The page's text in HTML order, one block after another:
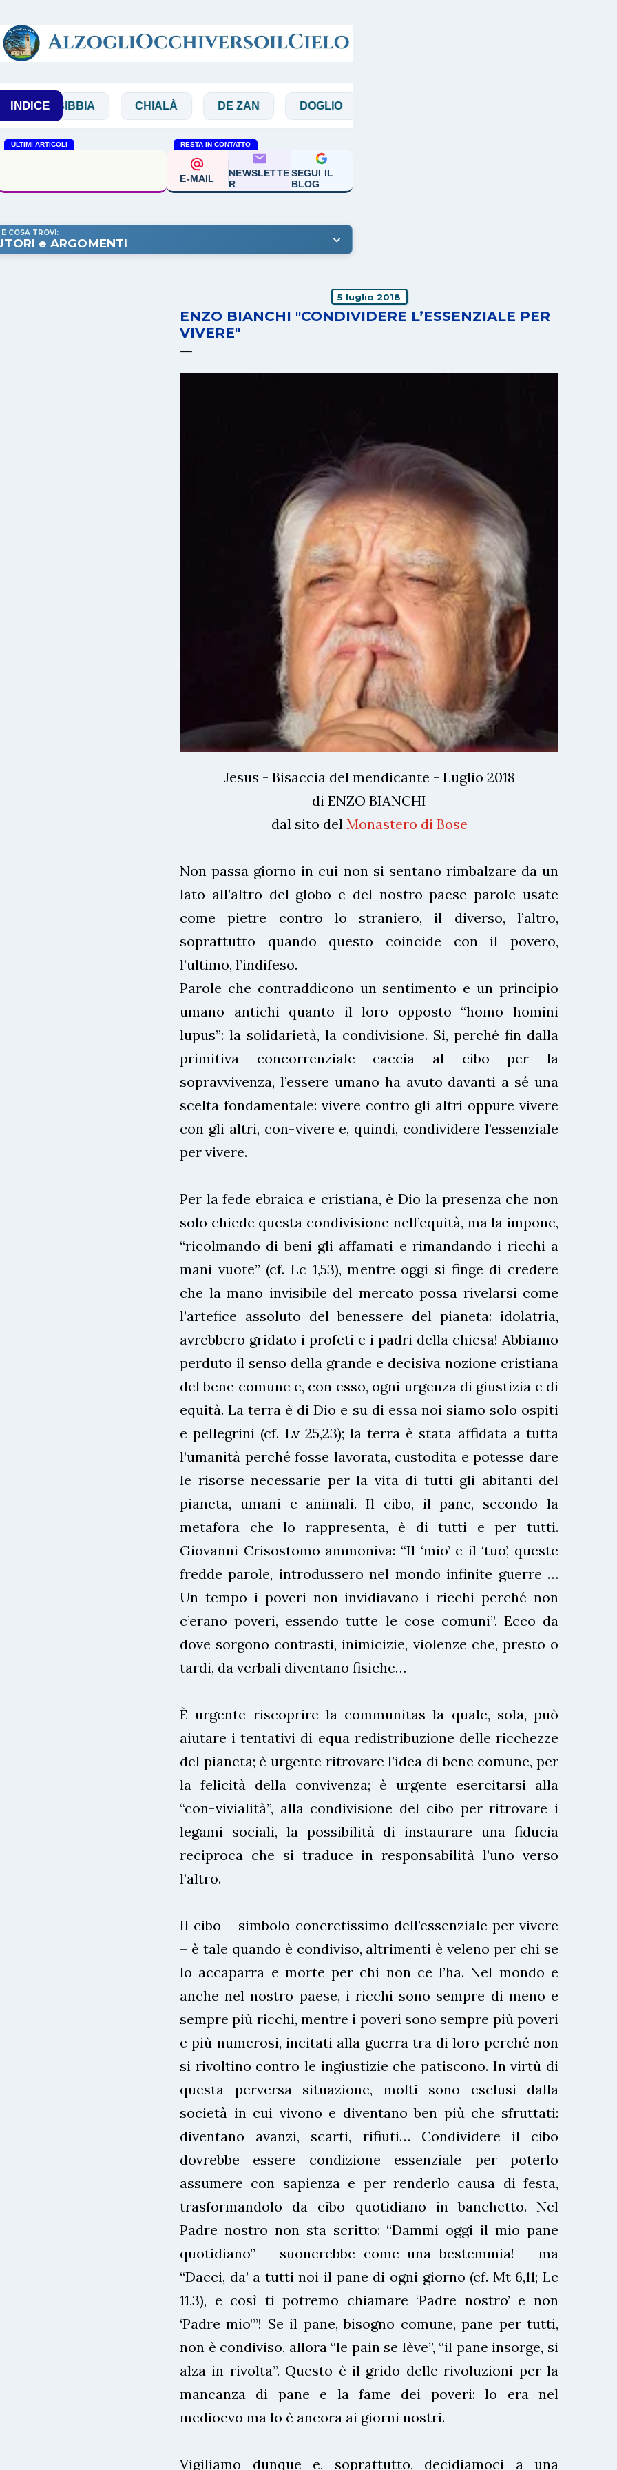
INDICE
BIBBIA CHIALÀ DE ZAN DOGLIO MAGGI
ULTIMI ARTICOLI RESTA IN CONTATTO
E-MAIL
NEWSLETTE
R
SEGUI IL
BLOG
E COSA TROVI:
e ARGOMENTI
5 luglio 2018
ENZO BIANCHI "CONDIVIDERE L’ESSENZIALE PER
VIVERE"
Jesus - Bisaccia del mendicante - Luglio 2018
di ENZO BIANCHI
dal sito del Monastero di Bose
Non passa giorno in cui non si sentano rimbalzare da un
lato all’altro del globo e del nostro paese parole usate
come pietre contro lo straniero, il diverso, l’altro,
soprattutto quando questo coincide con il povero,
l’ultimo, l’indifeso.
Parole che contraddicono un sentimento e un principio
umano antichi quanto il loro opposto “homo homini
lupus”: la solidarietà, la condivisione. Sì, perché fin dalla
primitiva concorrenziale caccia al cibo per la
sopravvivenza, l’essere umano ha avuto davanti a sé una
scelta fondamentale: vivere contro gli altri oppure vivere
con gli altri, con-vivere e, quindi, condividere l’essenziale
per vivere.
Per la fede ebraica e cristiana, è Dio la presenza che non
solo chiede questa condivisione nell’equità, ma la impone,
“ricolmando di beni gli affamati e rimandando i ricchi a
mani vuote” (cf. Lc 1,53), mentre oggi si finge di credere
che la mano invisibile del mercato possa rivelarsi come
l’artefice assoluto del benessere del pianeta: idolatria,
avrebbero gridato i profeti e i padri della chiesa! Abbiamo
perduto il senso della grande e decisiva nozione cristiana
del bene comune e, con esso, ogni urgenza di giustizia e di
equità. La terra è di Dio e su di essa noi siamo solo ospiti
e pellegrini (cf. Lv 25,23); la terra è stata affidata a tutta
l’umanità perché fosse lavorata, custodita e potesse dare
le risorse necessarie per la vita di tutti gli abitanti del
pianeta, umani e animali. Il cibo, il pane, secondo la
metafora che lo rappresenta, è di tutti e per tutti.
Giovanni Crisostomo ammoniva: “Il ‘mio’ e il ‘tuo’, queste
fredde parole, introdussero nel mondo infinite guerre …
Un tempo i poveri non invidiavano i ricchi perché non
c’erano poveri, essendo tutte le cose comuni”. Ecco da
dove sorgono contrasti, inimicizie, violenze che, presto o
tardi, da verbali diventano fisiche…
È urgente riscoprire la communitas la quale, sola, può
aiutare i tentativi di equa redistribuzione delle ricchezze
del pianeta; è urgente ritrovare l’idea di bene comune, per
la felicità della convivenza; è urgente esercitarsi alla
“con-vivialità”, alla condivisione del cibo per ritrovare i
legami sociali, la possibilità di instaurare una fiducia
reciproca che si traduce in responsabilità l’uno verso
l’altro.
Il cibo – simbolo concretissimo dell’essenziale per vivere
– è tale quando è condiviso, altrimenti è veleno per chi se
lo accaparra e morte per chi non ce l’ha. Nel mondo e
anche nel nostro paese, i ricchi sono sempre di meno e
sempre più ricchi, mentre i poveri sono sempre più poveri
e più numerosi, incitati alla guerra tra di loro perché non
si rivoltino contro le ingiustizie che patiscono. In virtù di
questa perversa situazione, molti sono esclusi dalla
società in cui vivono e diventano ben più che sfruttati:
diventano avanzi, scarti, rifiuti… Condividere il cibo
dovrebbe essere condizione essenziale per poterlo
assumere con sapienza e per renderlo causa di festa,
trasformandolo da cibo quotidiano in banchetto. Nel
Padre nostro non sta scritto: “Dammi oggi il mio pane
quotidiano” – suonerebbe come una bestemmia! – ma
“Dacci, da’ a tutti noi il pane di ogni giorno (cf. Mt 6,11; Lc
11,3), e così ti potremo chiamare ‘Padre nostro’ e non
‘Padre mio’”! Se il pane, bisogno comune, pane per tutti,
non è condiviso, allora “le pain se lève”, “il pane insorge, si
alza in rivolta”. Questo è il grido delle rivoluzioni per la
mancanza di pane e la fame dei poveri: lo era nel
medioevo ma lo è ancora ai giorni nostri.
Vigiliamo dunque e, soprattutto, decidiamoci a una